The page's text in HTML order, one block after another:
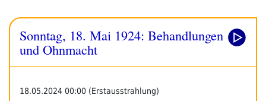
Sonntag, 18. Mai 1924: Behandlungen
und Ohnmacht
18.05.2024 00:00 (Erstausstrahlung)